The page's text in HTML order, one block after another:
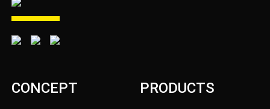
CONCEPT PRODUCTS